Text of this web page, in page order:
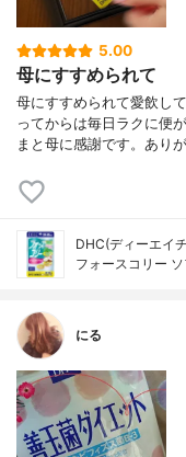
5.00
母にすすめられて
母にすすめられて愛飲し
ってからは毎日ラクに便
まと母に感謝です。あり
DHC(ディーエイ
フォースコリー
にる